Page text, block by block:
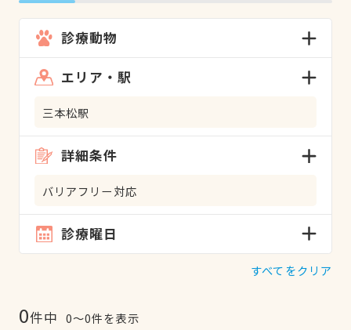
診療動物
エリア・駅
三本松駅
詳細条件
バリアフリー対応
診療曜日
すべてをクリア
0件中 0〜0件を表示